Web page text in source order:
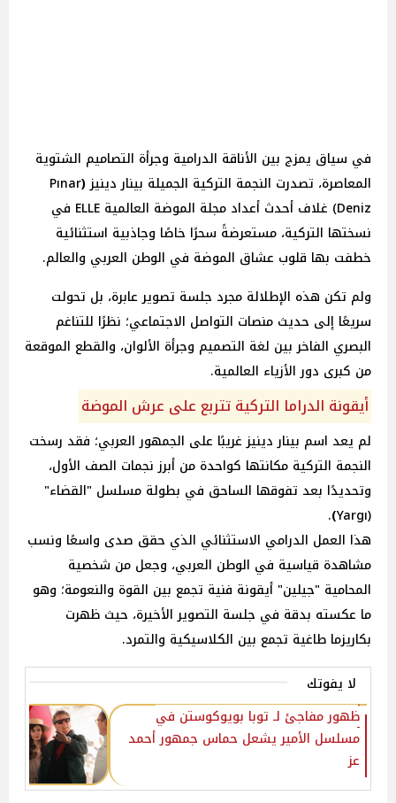
في سياق يمزج بين الأناقة الدرامية وجرأة التصاميم الشتوية
المعاصرة، تصدرت النجمة التركية الجميلة بينار دينيز(
Pınar
Deniz) غلاف أحدث أعداد مجلة الموضة العالمية ELLE في
نسختها التركية، مستعرضةً سحرًا خاصًا وجاذبية استثنائية
خطفت بها قلوب عشاق الموضة في الوطن العربي والعالم.
ولم تكن هذه الإطلالة مجرد جلسة تصوير عابرة، بل تحولت
سريعًا إلى حديث منصات التواصل الاجتماعي؛ نظرًا للتناغم
البصري الفاخر بين لغة التصميم وجرأة الألوان، والقطع الموقعة
من كبرى دور الأزياء العالمية.
أيقونة الدراما التركية تتربع على عرش الموضة
لم يعد اسم بينار دينيز غريبًا على الجمهور العربي؛ فقد رسخت
النجمة التركية مكانتها كواحدة من أبرز نجمات الصف الأول،
وتحديدًا بعد تفوقها الساحق في بطولة مسلسل "القضاء"
(Yargı
)
.
هذا العمل الدرامي الاستثنائي الذي حقق صدى واسعًا ونسب
مشاهدة قياسية في الوطن العربي، وجعل من شخصية
المحامية "جيلين" أيقونة فنية تجمع بين القوة والنعومة؛ وهو
ما عكسته بدقة في جلسة التصوير الأخيرة، حيث ظهرت
بكاريزما طاغية تجمع بين الكلاسيكية والتمرد.
لا يفوتك
ظهور مفاجئ لـ توبا بويوكوستن في
مسلسل الأمير يشعل حماس جمهور أحمد
عز